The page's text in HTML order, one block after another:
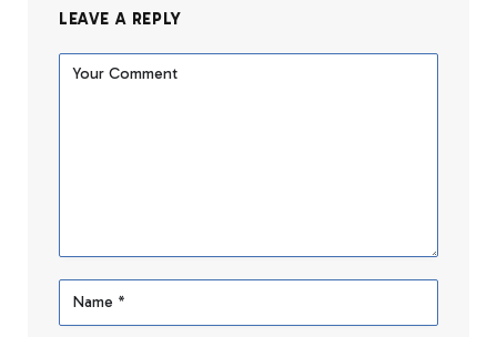
LEAVE A REPLY